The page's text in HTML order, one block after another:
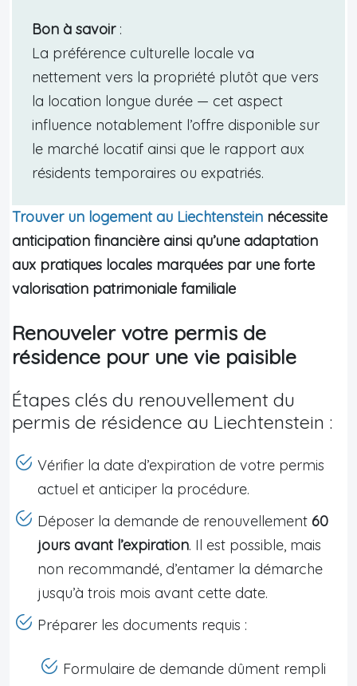
Bon à savoir:
La préférence culturelle locale va
nettement vers la propriété plutôt que vers
la location longue durée — cet aspect
influence notablement l’offre disponible sur
le marché locatif ainsi que le rapport aux
résidents temporaires ou expatriés.
Trouver un logement au Liechtenstein nécessite
anticipation financière ainsi qu’une adaptation
aux pratiques locales marquées par une forte
valorisation patrimoniale familiale
Renouveler votre permis de
résidence pour une vie paisible
Étapes clés du renouvellement du
permis de résidence au Liechtenstein :
Vérifier la date d’expiration de votre permis
actuel et anticiper la procédure.
Déposer la demande de renouvellement 60
jours avant l’expiration. Il est possible, mais
non recommandé, d’entamer la démarche
jusqu’à trois mois avant cette date.
Préparer les documents requis :
Formulaire de demande dûment rempli